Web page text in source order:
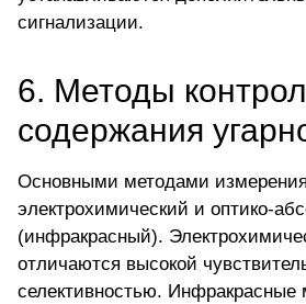
сигнализации.
6. Методы
содержания
Основными методами
электрохимический и оптико-
(инфракрасный).
отличаются высокой
селективностью. Инфракрасные